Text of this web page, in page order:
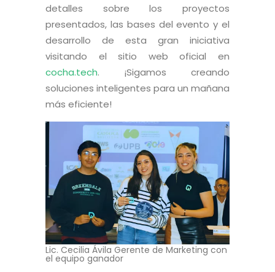
detalles sobre los proyectos
presentados, las bases del evento y el
desarrollo de esta gran iniciativa
visitando el sitio web oficial en
cocha.tech. ¡Sigamos creando
soluciones inteligentes para un mañana
más eficiente!
Lic. Cecilia Ávila Gerente de Marketing con
el equipo ganador